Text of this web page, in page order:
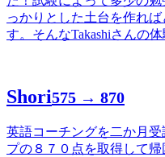
っかりとした土台を作れ
す。そんなTakashiさんの体
Shori575 → 870
英語コーチングを二か月受
プの８７０点を取得して